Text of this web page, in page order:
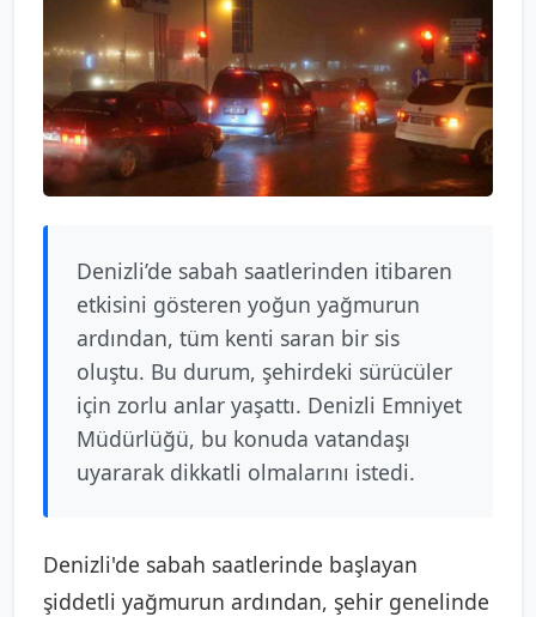
Denizli’de sabah saatlerinden itibaren
etkisini gösteren yoğun yağmurun
ardından, tüm kenti saran bir sis
oluştu. Bu durum, şehirdeki sürücüler
için zorlu anlar yaşattı. Denizli Emniyet
Müdürlüğü, bu konuda vatandaşı
uyararak dikkatli olmalarını istedi.
Denizli'de sabah saatlerinde başlayan
şiddetli yağmurun ardından, şehir genelinde